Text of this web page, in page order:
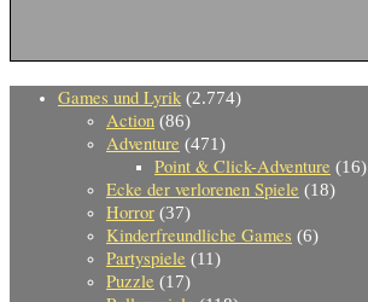
Games und Lyrik (2.774)
Action (86)
Adventure (471)
Point & Click-Adventure (16)
Ecke der verlorenen Spiele (18)
Horror (37)
Kinderfreundliche Games (6)
Partyspiele (11)
Puzzle (17)